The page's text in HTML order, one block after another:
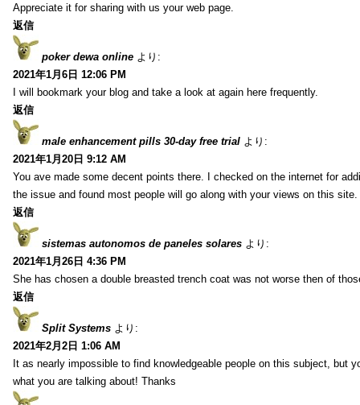
Appreciate it for sharing with us your web page.
返信
poker dewa online より:
2021年1月6日 12:06 PM
I will bookmark your blog and take a look at again here frequently.
返信
male enhancement pills 30-day free trial より:
2021年1月20日 9:12 AM
You ave made some decent points there. I checked on the internet for
the issue and found most people will go along with your views on this site.
返信
sistemas autonomos de paneles solares より:
2021年1月26日 4:36 PM
She has chosen a double breasted trench coat was not worse then of
返信
Split Systems より:
2021年2月2日 1:06 AM
It as nearly impossible to find knowledgeable people on this subject, but
what you are talking about! Thanks